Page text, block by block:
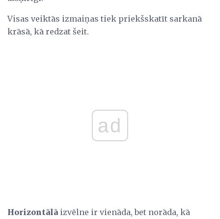
Visas veiktās izmaiņas tiek priekšskatīt sarkanā
krāsā, kā redzat šeit.
ad
Horizontālā izvēlne ir vienāda, bet norāda, kā